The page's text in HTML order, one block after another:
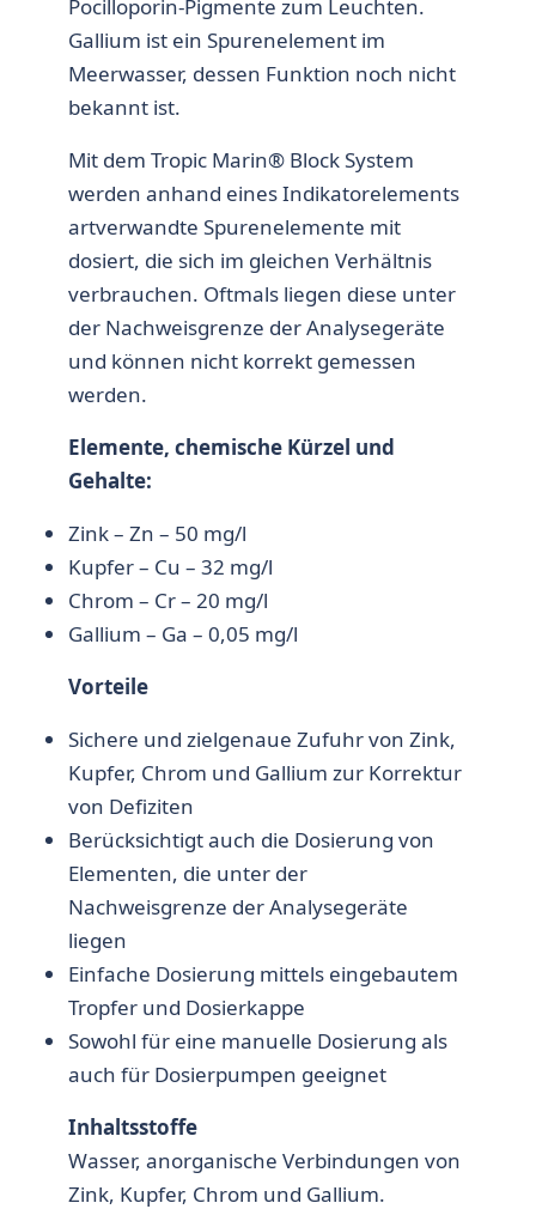
Pocilloporin-Pigmente zum Leuchten.
Gallium ist ein Spurenelement im
Meerwasser, dessen Funktion noch nicht
bekannt ist.
Mit dem Tropic Marin® Block System
werden anhand eines Indikatorelements
artverwandte Spurenelemente mit
dosiert, die sich im gleichen Verhältnis
verbrauchen. Oftmals liegen diese unter
der Nachweisgrenze der Analysegeräte
und können nicht korrekt gemessen
werden.
Elemente, chemische Kürzel und
Gehalte:
Zink – Zn – 50 mg/l
Kupfer – Cu – 32 mg/l
Chrom – Cr – 20 mg/l
Gallium – Ga – 0,05 mg/l
Vorteile
Sichere und zielgenaue Zufuhr von Zink,
Kupfer, Chrom und Gallium zur Korrektur
von Defiziten
Berücksichtigt auch die Dosierung von
Elementen, die unter der
Nachweisgrenze der Analysegeräte
liegen
Einfache Dosierung mittels eingebautem
Tropfer und Dosierkappe
Sowohl für eine manuelle Dosierung als
auch für Dosierpumpen geeignet
Inhaltsstoffe
Wasser, anorganische Verbindungen von
Zink, Kupfer, Chrom und Gallium.